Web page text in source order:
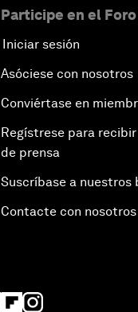
Participe en el Foro
Iniciar sesión
Asóciese con nosotros
Conviértase en
Regístrese para
de prensa
Suscríbase a nuestros
Contacte con nosotros